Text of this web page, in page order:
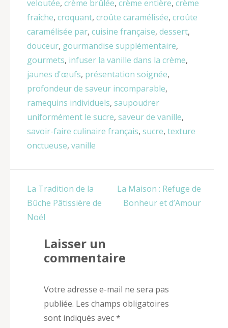
veloutée, crème brûlée, crème entière, crème
fraîche, croquant, croûte caramélisée, croûte
caramélisée par, cuisine française, dessert,
douceur, gourmandise supplémentaire,
gourmets, infuser la vanille dans la crème,
jaunes d'œufs, présentation soignée,
profondeur de saveur incomparable,
ramequins individuels, saupoudrer
uniformément le sucre, saveur de vanille,
savoir-faire culinaire français, sucre, texture
onctueuse, vanille
Navigation
de
l’article
La Tradition de la
Bûche Pâtissière de
Noël
La Maison : Refuge de
Bonheur et d’Amour
Laisser un
commentaire
Votre adresse e-mail ne sera pas
publiée. Les champs obligatoires
sont indiqués avec*